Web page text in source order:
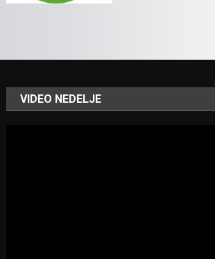
VIDEO NEDELJE